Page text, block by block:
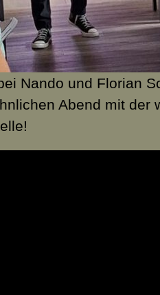
Nando und Florian
Abend mit der